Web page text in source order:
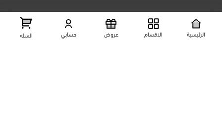
تواصل معانا
شارع المكاتب, الزقازيق , الشرقية, مصر عرض علي الخريطه
الرئيسية الاقسام عروض حسابي السله